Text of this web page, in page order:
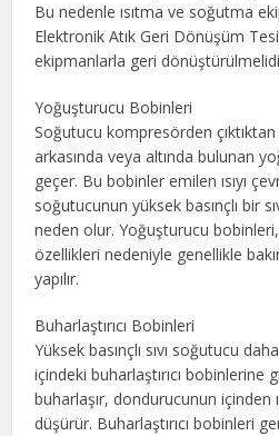
Bu nedenle ısıtma ve soğutma
Elektronik Atık Geri Dönüşüm
ekipmanlarla geri
Yoğuşturucu Bobinleri
Soğutucu kompresörden
arkasında veya altında bulunan
geçer. Bu bobinler emilen ısıyı
soğutucunun yüksek basınçlı bir
neden olur. Yoğuşturucu
özellikleri nedeniyle genellikle
yapılır.
Buharlaştırıcı Bobinleri
Yüksek basınçlı sıvı soğutucu
içindeki buharlaştırıcı bobinlerine
buharlaşır, dondurucunun içinden
düşürür. Buharlaştırıcı bobinleri